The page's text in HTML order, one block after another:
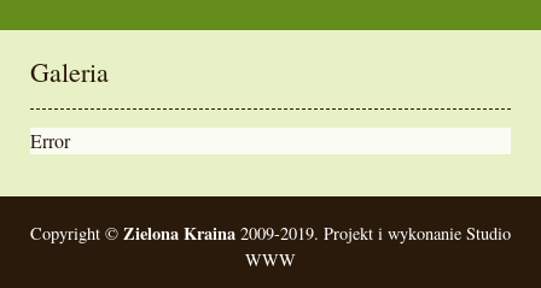
Galeria
Error
Copyright © Zielona Kraina 2009-2019. Projekt i wykonanie Studio
WWW